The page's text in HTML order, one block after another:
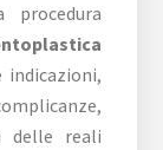
procedura
indicazioni,
delle reali